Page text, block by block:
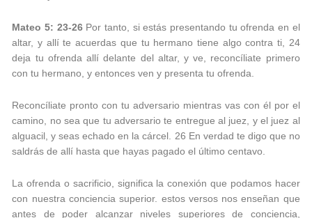
Mateo 5: 23-26Por tanto, si estás presentando tu ofrenda en el
altar, y allí te acuerdas que tu hermano tiene algo contra ti, 24
deja tu ofrenda allí delante del altar, y ve, reconcíliate primero
con tu hermano, y entonces ven y presenta tu ofrenda.
Reconcíliate pronto con tu adversario mientras vas con él por el
camino, no sea que tu adversario te entregue al juez, y el juez al
alguacil, y seas echado en la cárcel. 26 En verdad te digo que no
saldrás de allí hasta que hayas pagado el último centavo.
La ofrenda o sacrificio, significa la conexión que podamos hacer
con nuestra conciencia superior. estos versos nos enseñan que
antes de poder alcanzar niveles superiores de conciencia,